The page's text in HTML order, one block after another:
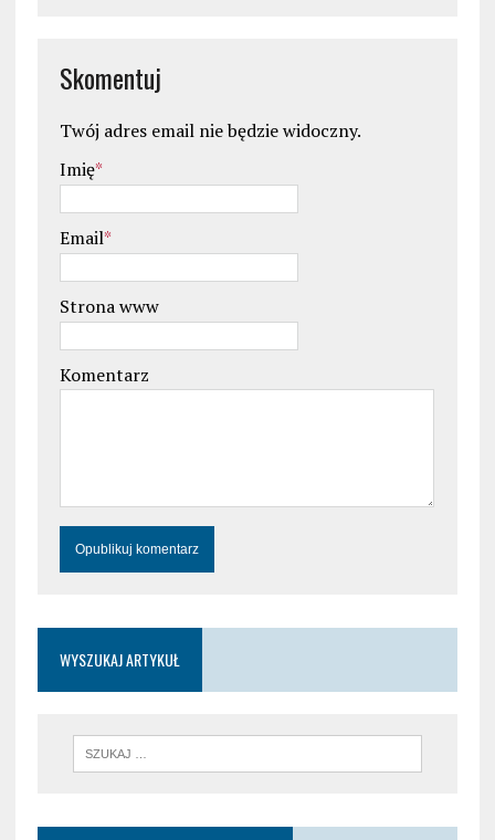
Skomentuj
Twój adres email nie będzie widoczny.
Imię*
Email*
Strona www
Komentarz
WYSZUKAJ ARTYKUŁ